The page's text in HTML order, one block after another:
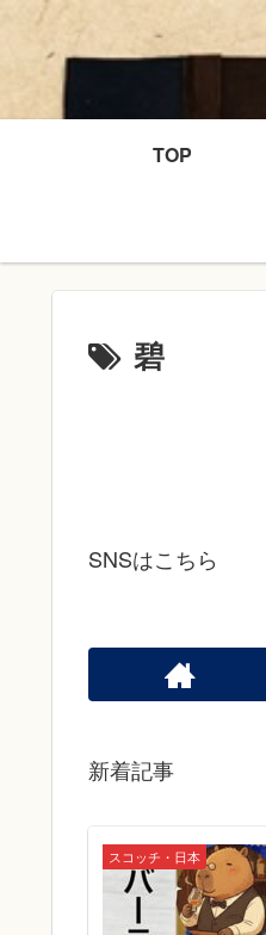
TOP
碧
SNSはこちら
新着記事
スコッチ・日本